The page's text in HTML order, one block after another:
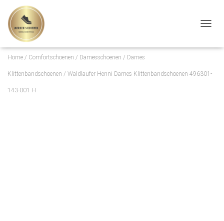
Home / Comfortschoenen / Damesschoenen / Dames
Klittenbandschoenen / Waldlaufer Henni Dames Klittenbandschoenen 496301-
143-001 H